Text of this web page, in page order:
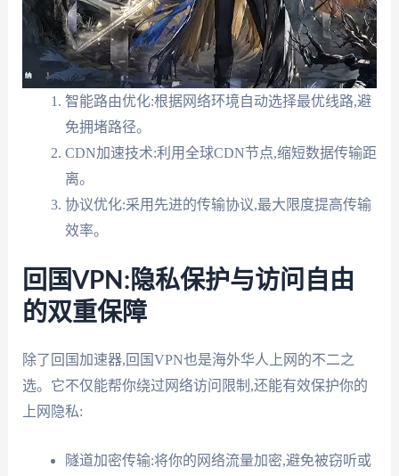
智能路由优化:根据网络环境自动选择最优线路,避
免拥堵路径。
CDN加速技术:利用全球CDN节点,缩短数据传输距
离。
协议优化:采用先进的传输协议,最大限度提高传输
效率。
回国VPN:隐私保护与访问自由
的双重保障
除了回国加速器,回国VPN也是海外华人上网的不二之
选。它不仅能帮你绕过网络访问限制,还能有效保护你的
上网隐私:
隧道加密传输:将你的网络流量加密,避免被窃听或